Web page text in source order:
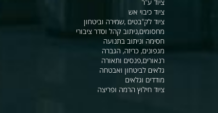
ציוד ע"ר
ציוד כיבוי אש
ציוד לק"בטים ,שמירה וביטחון
מחסומים,ניתוב קהל וסדר ציבורי
חסימה וניתוב בתנועה
מגפונים, כריזה, הגברה
רנאורים,פנסים ותאורה
גלאים לביטחון ואבטחה
מודדים וגלאים
ציוד חילוץ הרמה ופריצה